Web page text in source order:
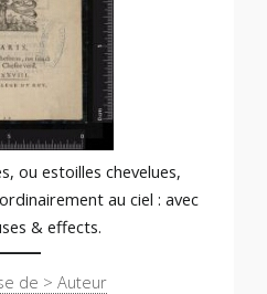
ou estoilles chevelues,
au ciel : avec
& effects.
de > Auteur